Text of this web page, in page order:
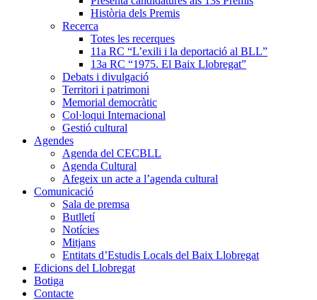
Història dels Premis
Recerca
Totes les recerques
11a RC “L’exili i la deportació al BLL”
13a RC “1975. El Baix Llobregat”
Debats i divulgació
Territori i patrimoni
Memorial democràtic
Col·loqui Internacional
Gestió cultural
Agendes
Agenda del CECBLL
Agenda Cultural
Afegeix un acte a l’agenda cultural
Comunicació
Sala de premsa
Butlletí
Notícies
Mitjans
Entitats d’Estudis Locals del Baix Llobregat
Edicions del Llobregat
Botiga
Contacte